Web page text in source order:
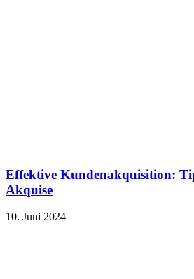
Effektive Kundenakquisition:
Akquise
10. Juni 2024